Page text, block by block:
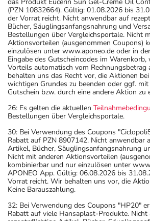
(PZN 10832664). Gültig: 01.08.2026 bis
der Vorrat reicht. Nicht anwendbar auf
Bücher, Säuglingsanfangsnahrung und
Bestellungen über Vergleichsportale. Nicht
Aktionsvorteilen (ausgenommen Coupons)
einzulösen unter www.aponeo.de oder in
Eingabe des Gutscheincodes im
Vorteils automatisch vom Rechnungsbetrag
behalten uns das Recht vor, die Aktionen
wichtigen Grundes zu beenden oder ggf. mit
Gutschein bzw. durch eine andere Aktion zu
26: Es gelten die aktuellen
Bestellungen über Vergleichsportale.
30: Bei Verwendung des Coupons
Rabatt auf PZN 8907142. Nicht anwendbar
Artikel, Bücher, Säuglingsanfangsnahrung
Nicht mit anderen Aktionsvorteilen
kombinierbar und nur einzulösen unter
APONEO App. Gültig: 06.08.2026 bis
Vorrat reicht. Wir behalten uns vor, die
Keine Barauszahlung.
32: Bei Verwendung des Coupons "HP20"
Rabatt auf viele Hansaplast-Produkte.